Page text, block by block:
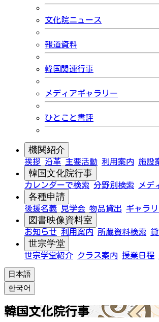
文化院ニュース
報道資料
韓国関連行事
メディアギャラリー
ひとこと書評
機関紹介
挨拶 沿革 主要活動 利用案内 施設
韓国文化院行事
カレンダーで検索 分野別検索 メデ
各種申請
後援名義 見学会 物品貸出 ギャラリ
図書映像資料室
お知らせ 利用案内 所蔵資料検索
世宗学堂
世宗学堂紹介 クラス案内 授業日程
日本語
한국어
韓国文化院行事